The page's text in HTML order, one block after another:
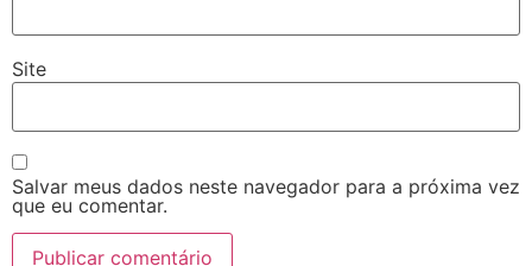
Site
Salvar meus dados neste navegador para a próxima vez
que eu comentar.